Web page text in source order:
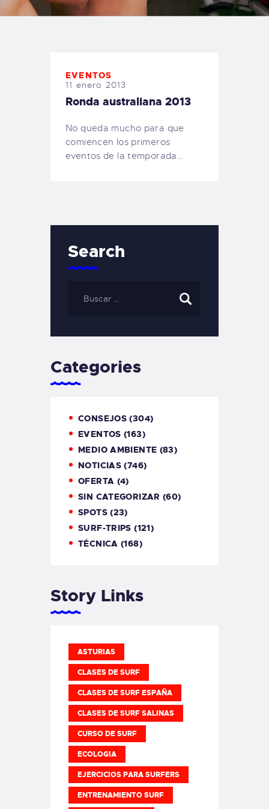
TIENDA FAMILY SURFERS
EVENTOS
11 enero 2013
Ronda australiana 2013
No queda mucho para que
comiencen los primeros
eventos de la temporada…
Search
Categories
CONSEJOS (304)
EVENTOS (163)
MEDIO AMBIENTE (83)
NOTICIAS (746)
OFERTA (4)
SIN CATEGORIZAR (60)
SPOTS(23)
SURF-TRIPS (121)
TÉCNICA (168)
Story Links
ASTURIAS
CLASES DE SURF
CLASES DE SURF ESPAÑA
CLASES DE SURF SALINAS
CURSO DE SURF
ECOLOGIA
EJERCICIOS PARA SURFERS
ENTRENAMIENTO SURF